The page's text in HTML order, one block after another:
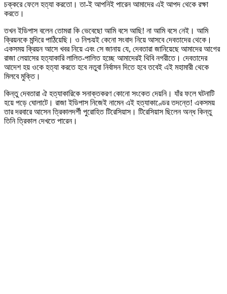
চক্করে ফেলে হত্যা করতো। তা-ই আপনিই পারেন আমাদের এই আপদ থেকে রক্ষা
করতে।
তখন ইডিপাস বলেন তোমরা কি ভেবেছো আমি বসে আছি! না আমি বসে নেই। আমি
ক্রিয়নকে মন্দিরে পাঠিয়েছি। ও নিশ্চয়ই কেনো সংবাদ নিয়ে আসবে দেবতাদের থেকে।
একসময় ক্রিয়ন আসে খবর নিয়ে এবং সে জানায় যে, দেবতারা জানিয়েছে আমাদের আগের
রাজা লেয়াসের হত্যাকারি লালিত-পালিত হচ্ছে আমাদেরই থিবি নগরীতে। দেবতাদের
আদেশ হয় ওকে হত্যা করতে হবে নতুবা নির্বাসন দিতে হবে তবেই এই মহামারী থেকে
মিলবে মুক্তি।
কিন্তু দেবতারা ঐ হত্যাকারিকে সনাক্তকরণ কোনো সংকেত দেয়নি। যাঁর ফলে ঘটনাটি
হয়ে পড়ে ঘোলাটে। রাজা ইডিপাস নিজেই নামেন এই হত্যাকাণ্ডের তদন্তে! একসময়
তার দরবারে আসেন ত্রিকালদর্শী পুরোহিত টিরেসিয়াস। টিরেসিয়াস ছিলেন অন্ধ কিন্তু
তিনি ত্রিকাল দেখতে পারেন।